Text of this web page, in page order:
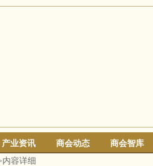
产业资讯 商会动态
商会智库
内容详细